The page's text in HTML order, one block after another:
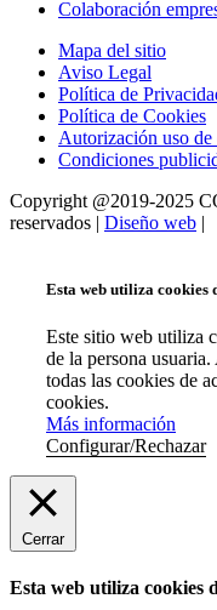
Colaboración
Mapa del sitio
Aviso Legal
Política de
Política de Cookies
Autorización uso de
Condiciones
Copyright @2019-2025
reservados | Diseño web |
Esta web utiliza cookies
Este sitio web utiliza
de la persona
todas las cookies de
cookies.
Más información
Configurar/Rechazar
Cerrar
Esta web utiliza cookies